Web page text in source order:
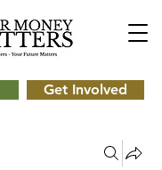
Get Involved